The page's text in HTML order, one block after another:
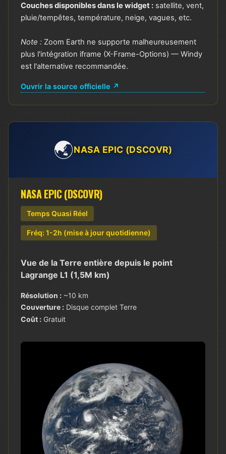
Couches disponibles dans le widget : satellite, vent,
pluie/tempêtes, température, neige, vagues, etc.
Note : Zoom Earth ne supporte malheureusement
plus l'intégration iframe (X-Frame-Options) — Windy
est l'alternative recommandée.
Ouvrir la source officielle ↗
🌏NASA EPIC (DSCOVR)
NASA EPIC (DSCOVR)
Temps Quasi Réel
Fréq: 1-2h (mise à jour quotidienne)
Vue de la Terre entière depuis le point
Lagrange L1 (1,5M km)
Résolution : ~10 km
Couverture : Disque complet Terre
Coût : Gratuit